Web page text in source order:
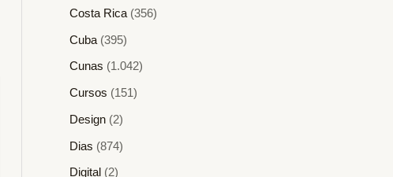
Costa Rica(356)
Cuba(395)
Cunas (1.042)
Cursos (151)
Design(2)
Dias (874)
Digital(2)